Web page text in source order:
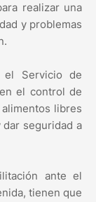
realizar una
y problemas
el Servicio de
el control de
libres
seguridad a
ante el
tienen que